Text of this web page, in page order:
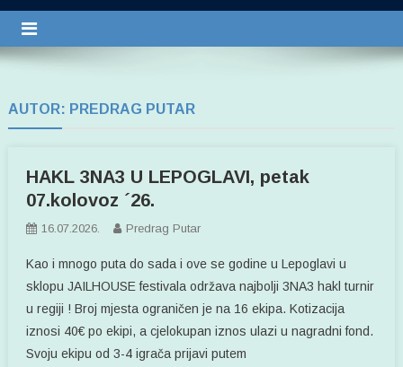
AUTOR: PREDRAG PUTAR
HAKL 3NA3 U LEPOGLAVI, petak
07.kolovoz ´26.
16.07.2026. Predrag Putar
Kao i mnogo puta do sada i ove se godine u Lepoglavi u
sklopu JAILHOUSE festivala održava najbolji 3NA3 hakl turnir
u regiji ! Broj mjesta ograničen je na 16 ekipa. Kotizacija
iznosi 40€ po ekipi, a cjelokupan iznos ulazi u nagradni fond.
Svoju ekipu od 3-4 igrača prijavi putem